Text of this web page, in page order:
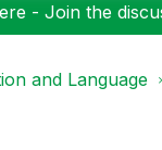
- Join the
and Language